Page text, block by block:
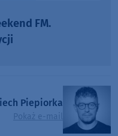
FM.
Piepiorka
Pokaż e-mail